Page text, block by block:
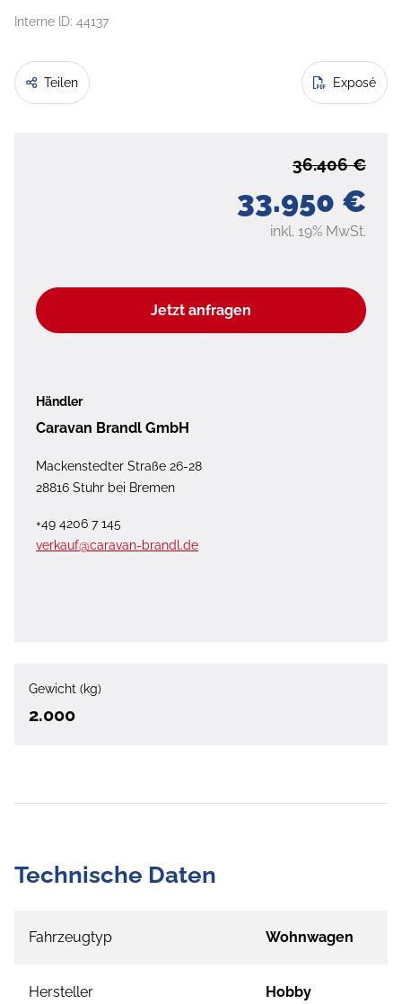
Interne ID: 44137
Teilen Exposé
33.950 €
36.406 €
inkl. 19% MwSt.
Jetzt anfragen
Händler
Caravan Brandl GmbH
Mackenstedter Straße 26-28
28816 Stuhr bei Bremen
+49 4206 7 145
verkauf@caravan-brandl.de
Gewicht (kg)
2.000
Technische Daten
Fahrzeugtyp Wohnwagen
Hersteller Hobby